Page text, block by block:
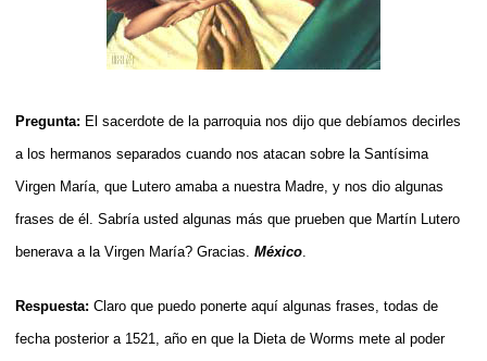
Pregunta: El sacerdote de la parroquia nos dijo que debíamos decirles
a los hermanos separados cuando nos atacan sobre la Santísima
Virgen María, que Lutero amaba a nuestra Madre, y nos dio algunas
frases de él. Sabría usted algunas más que prueben que Martín Lutero
benerava a la Virgen María? Gracias. México
Respuesta: Claro que puedo ponerte aquí algunas frases, todas de
fecha posterior a 1521, año en que la Dieta de Worms mete al poder